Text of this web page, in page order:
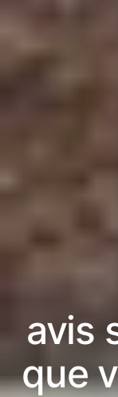
avis
que